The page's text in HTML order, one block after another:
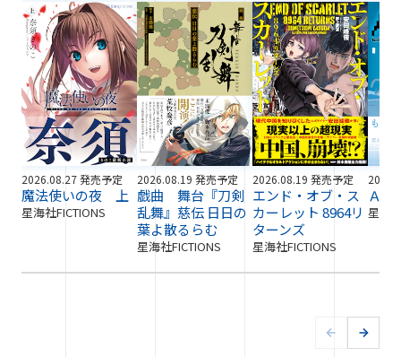
2026.08.27 発売予定
魔法使いの夜 上
星海社FICTIONS
2026.08.19 発売予定
戯曲 舞台『刀剣
乱舞』慈伝 日日の
葉よ散るらむ
星海社FICTIONS
2026.08.19 発売予定
エンド・オブ・ス
カーレット 8964リ
ターンズ
星海社FICTIONS
ＡＩ
星海